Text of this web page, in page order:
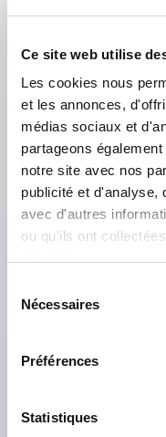
Ce site web utilise
Les cookies nous
et les annonces,
médias sociaux et
partageons
notre site avec nos
publicité et d'analyse,
avec d'autres
ou qu'ils ont
Nécessaires
Préférences
Statistiques
tablettes de 10 à
d'activation
Sangle de main
d'épaule
Peut être posé à
Robustesse avec
Structure de
Verrou extensible
Crochet de
d'alimentation/
Connecteur
filaire, contacts